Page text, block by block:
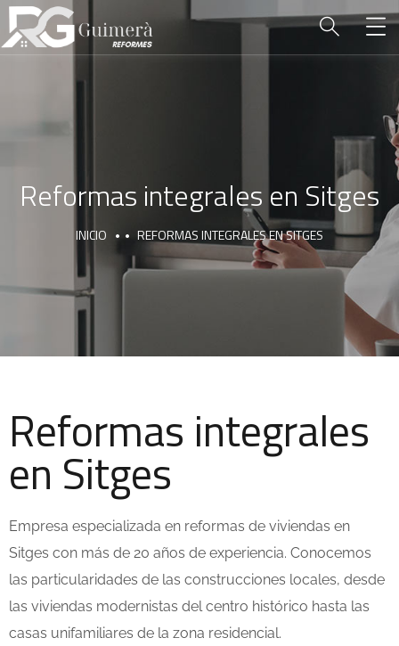
Reformas integrales en Sitges
INICIO REFORMAS INTEGRALES EN SITGES
Reformas integrales
en Sitges
Empresa especializada en reformas de viviendas en
Sitges con más de 20 años de experiencia. Conocemos
las particularidades de las construcciones locales, desde
las viviendas modernistas del centro histórico hasta las
casas unifamiliares de la zona residencial.